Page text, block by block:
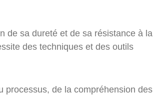
de sa dureté et de sa résistance à la
des techniques et des outils
processus, de la compréhension des